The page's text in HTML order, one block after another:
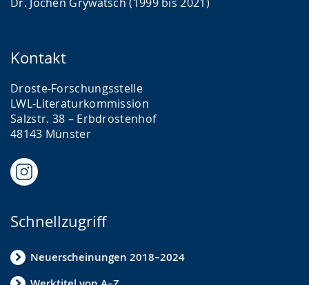
Kontakt
Droste-Forschungsstelle
LWL-Literaturkommission
Salzstr. 38 – Erbdrostenhof
48143 Münster
Schnellzugriff
Neuerscheinungen 2018–2024